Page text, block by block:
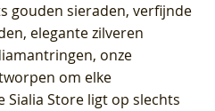
gouden sieraden, verfijnde
elegante zilveren
onze
om elke
Sialia Store ligt op slechts